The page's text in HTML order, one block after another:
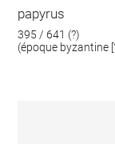
papyrus
395 / 641 (?)
(époque byzantine